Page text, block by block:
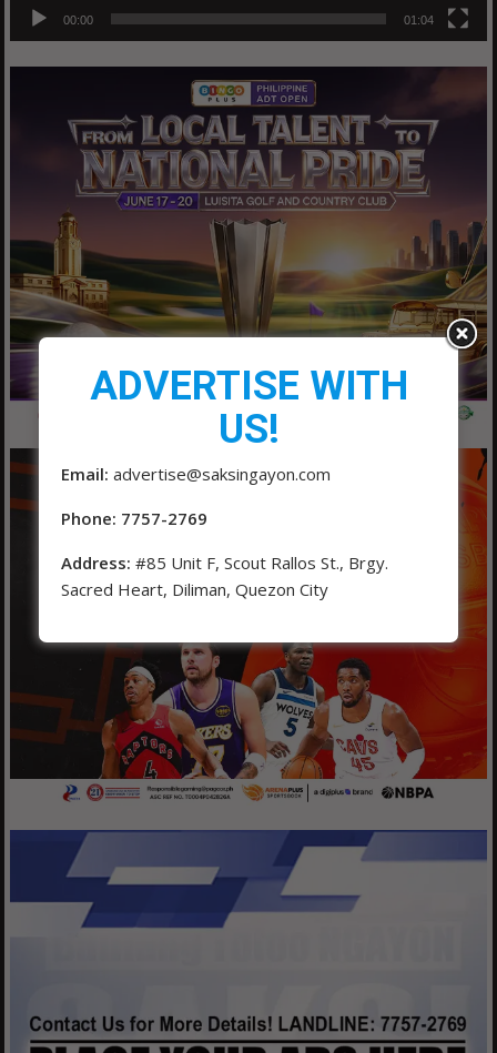
00:00 01:04
ADVERTISE WITH
US!
Email: advertise@saksingayon.com
Phone: 7757-2769
Address: #85 Unit F, Scout Rallos St., Brgy.
Sacred Heart, Diliman, Quezon City